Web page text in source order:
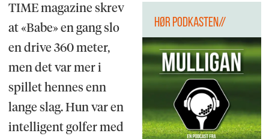
HØR PODKASTEN//
TIME magazine skrev
at «Babe» en gang slo
en drive 360 meter,
men det var mer i
spillet hennes enn
lange slag. Hun var en
intelligent golfer med